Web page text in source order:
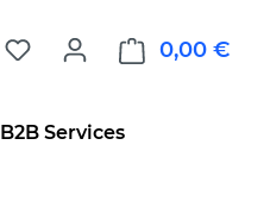
0,00 €
B2B Services